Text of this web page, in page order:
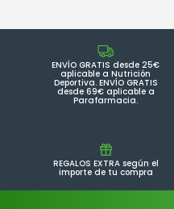
ENVÍO GRATIS desde 25€
aplicable a Nutrición
Deportiva. ENVÍO GRATIS
desde 69€ aplicable a
Parafarmacia.
REGALOS EXTRA según el
importe de tu compra